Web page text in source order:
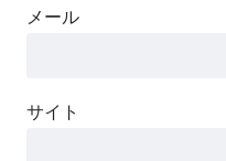
メール
サイト